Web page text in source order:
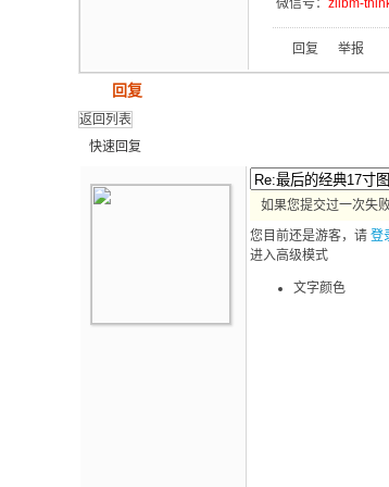
微信号： ziibm-
回复 举报
回复
返回列表
快速回复
如果您提交过一次失
您目前还是游客，请 登
进入高级模式
文字颜色